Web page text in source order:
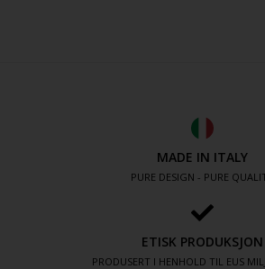
MADE IN ITALY
PURE DESIGN - PURE
ETISK PRODUKSJON
PRODUSERT I HENHOLD TIL EUS